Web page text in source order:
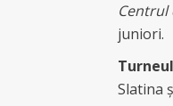
Centrul
juniori.
Slatina